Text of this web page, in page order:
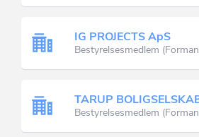
IG PROJECTS ApS
Bestyrelsesmedlem
TARUP
Bestyrelsesmedlem